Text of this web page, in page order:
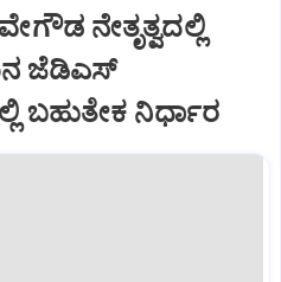
ನೇತೃತ್ವದಲ್ಲಿ
ಜೆಡಿಎಸ್‌
ಬಹುತೇಕ ನಿರ್ಧಾರ